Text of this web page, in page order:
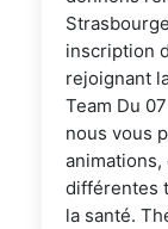
inscription
rejoignant
Team Du
nous vous
différentes
la santé.